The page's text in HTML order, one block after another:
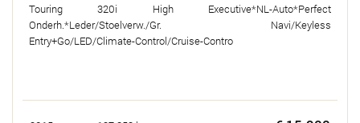
Touring 320i High Executive*NL-Auto*Perfect
Onderh.*Leder/Stoelverw./Gr. Navi/Keyless
Entry+Go/LED/Climate-Control/Cruise-Contro